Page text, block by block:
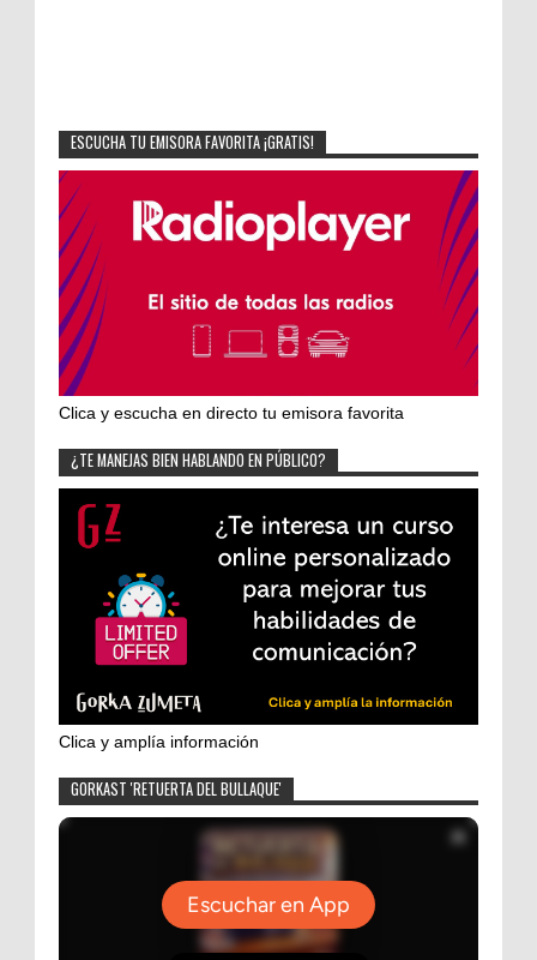
ESCUCHA TU EMISORA FAVORITA ¡GRATIS!
Clica y escucha en directo tu emisora favorita
¿TE MANEJAS BIEN HABLANDO EN PÚBLICO?
Clica y amplía información
GORKAST 'RETUERTA DEL BULLAQUE'